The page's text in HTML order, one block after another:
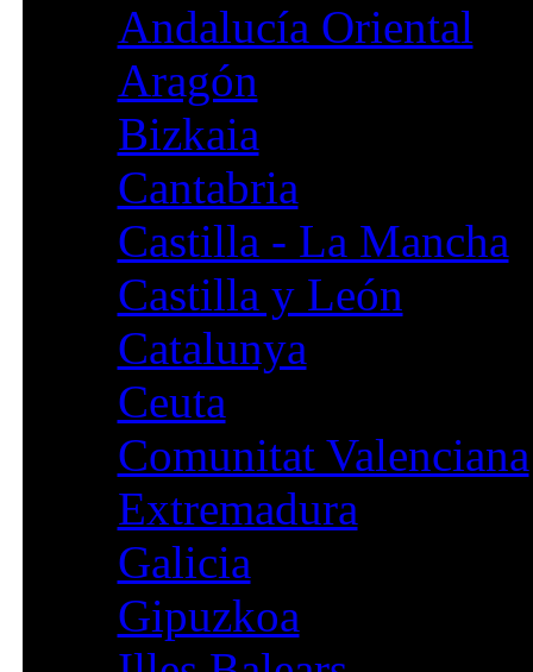
Andalucía Oriental
Aragón
Bizkaia
Cantabria
Castilla - La Mancha
Castilla y León
Catalunya
Ceuta
Comunitat Valenciana
Extremadura
Galicia
Gipuzkoa